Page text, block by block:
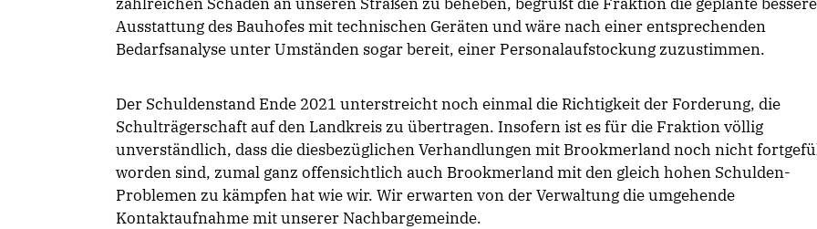
Ausstattung des Bauhofes mit technischen Geräten und wäre nach einer entsprechenden
Bedarfsanalyse unter Umständen sogar bereit, einer Personalaufstockung zuzustimmen.
Der Schuldenstand Ende 2021 unterstreicht noch einmal die Richtigkeit der Forderung, die
Schulträgerschaft auf den Landkreis zu übertragen. Insofern ist es für die Fraktion völlig
unverständlich, dass die diesbezüglichen Verhandlungen mit Brookmerland noch nicht
worden sind, zumal ganz offensichtlich auch Brookmerland mit den gleich hohen Schulden-
Problemen zu kämpfen hat wie wir. Wir erwarten von der Verwaltung die umgehende
Kontaktaufnahme mit unserer Nachbargemeinde.